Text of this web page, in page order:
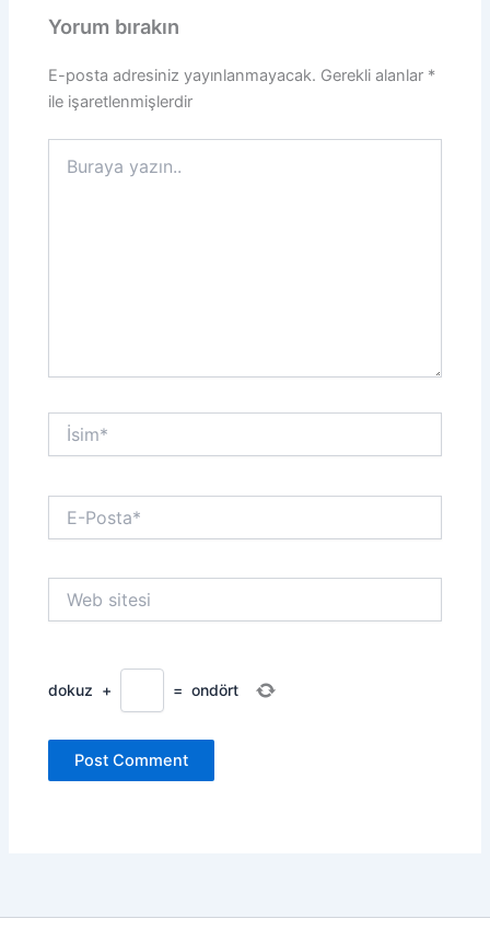
Yorum bırakın
E-posta adresiniz yayınlanmayacak. Gerekli alanlar *
ile işaretlenmişlerdir
yazın..
İsim*
Posta*
sitesi
dokuz + = ondört